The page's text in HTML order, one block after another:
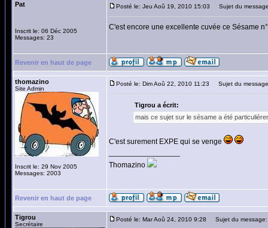
Pat
Inscrit le: 06 Déc 2005
Messages: 23
Posté le: Jeu Aoû 19, 2010 15:03 Sujet du
C'est encore une excellente cuvée ce Sésame
Revenir en haut de page
thomazino
Site Admin
Inscrit le: 29 Nov 2005
Messages: 2003
Posté le: Dim Aoû 22, 2010 11:23 Sujet du
Tigrou a écrit:
mais ce sujet sur le sésame a été
C'est surement EXPE qui se venge
Thomazino
Revenir en haut de page
Tigrou
Secrétaire
Posté le: Mar Aoû 24, 2010 9:28 Sujet du message: